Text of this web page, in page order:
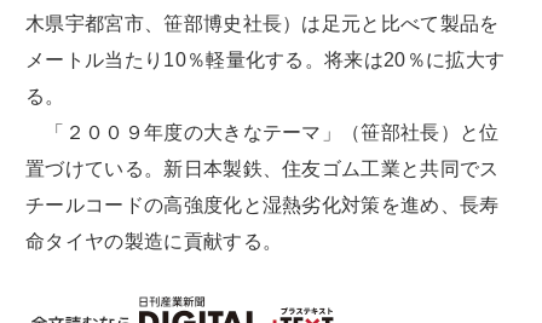
木県宇都宮市、笹部博史社長）は足元と比べて製品を
メートル当たり10％軽量化する。将来は20％に拡大す
る。
「２００９年度の大きなテーマ」（笹部社長）と位
置づけている。新日本製鉄、住友ゴム工業と共同でス
チールコードの高強度化と湿熱劣化対策を進め、長寿
命タイヤの製造に貢献する。